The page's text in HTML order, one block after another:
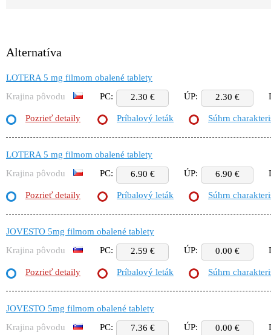
Alternatíva
LOTERA 5 mg filmom obalené tablety
Krajina pôvodu
PC: 2.30 € ÚP: 2.30 €
Pozrieť detaily Príbalový leták Súhrn
LOTERA 5 mg filmom obalené tablety
Krajina pôvodu
PC: 6.90 € ÚP: 6.90 €
Pozrieť detaily Príbalový leták Súhrn
JOVESTO 5mg filmom obalené tablety
Krajina pôvodu
PC: 2.59 € ÚP: 0.00 €
Pozrieť detaily Príbalový leták Súhrn
JOVESTO 5mg filmom obalené tablety
Krajina pôvodu
PC: 7.36 € ÚP: 0.00 €